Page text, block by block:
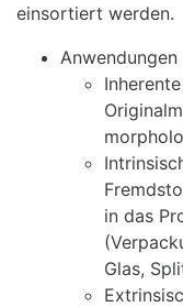
einsortiert werden.
in das
Glas,